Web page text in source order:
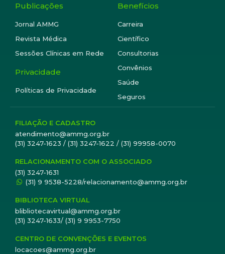
Publicações
Jornal AMMG
Revista Médica
Sessões Clínicas em Rede
Privacidade
Políticas de Privacidade
Benefícios
Carreira
Científico
Consultorias
Convênios
Saúde
Seguros
FILIAÇÃO E CADASTRO
atendimento@ammg.org.br
(31) 3247-1623 / (31) 3247-1622 / (31) 99958-0070
RELACIONAMENTO COM O ASSOCIADO
(31) 3247-1631
(31) 9 9538-5228/relacionamento@ammg.org.br
BIBLIOTECA VIRTUAL
blibliotecavirtual@ammg.org.br
(31) 3247-1633/ (31) 9 9953-7750
CENTRO DE CONVENÇÕES E EVENTOS
locacoes@ammg.org.br